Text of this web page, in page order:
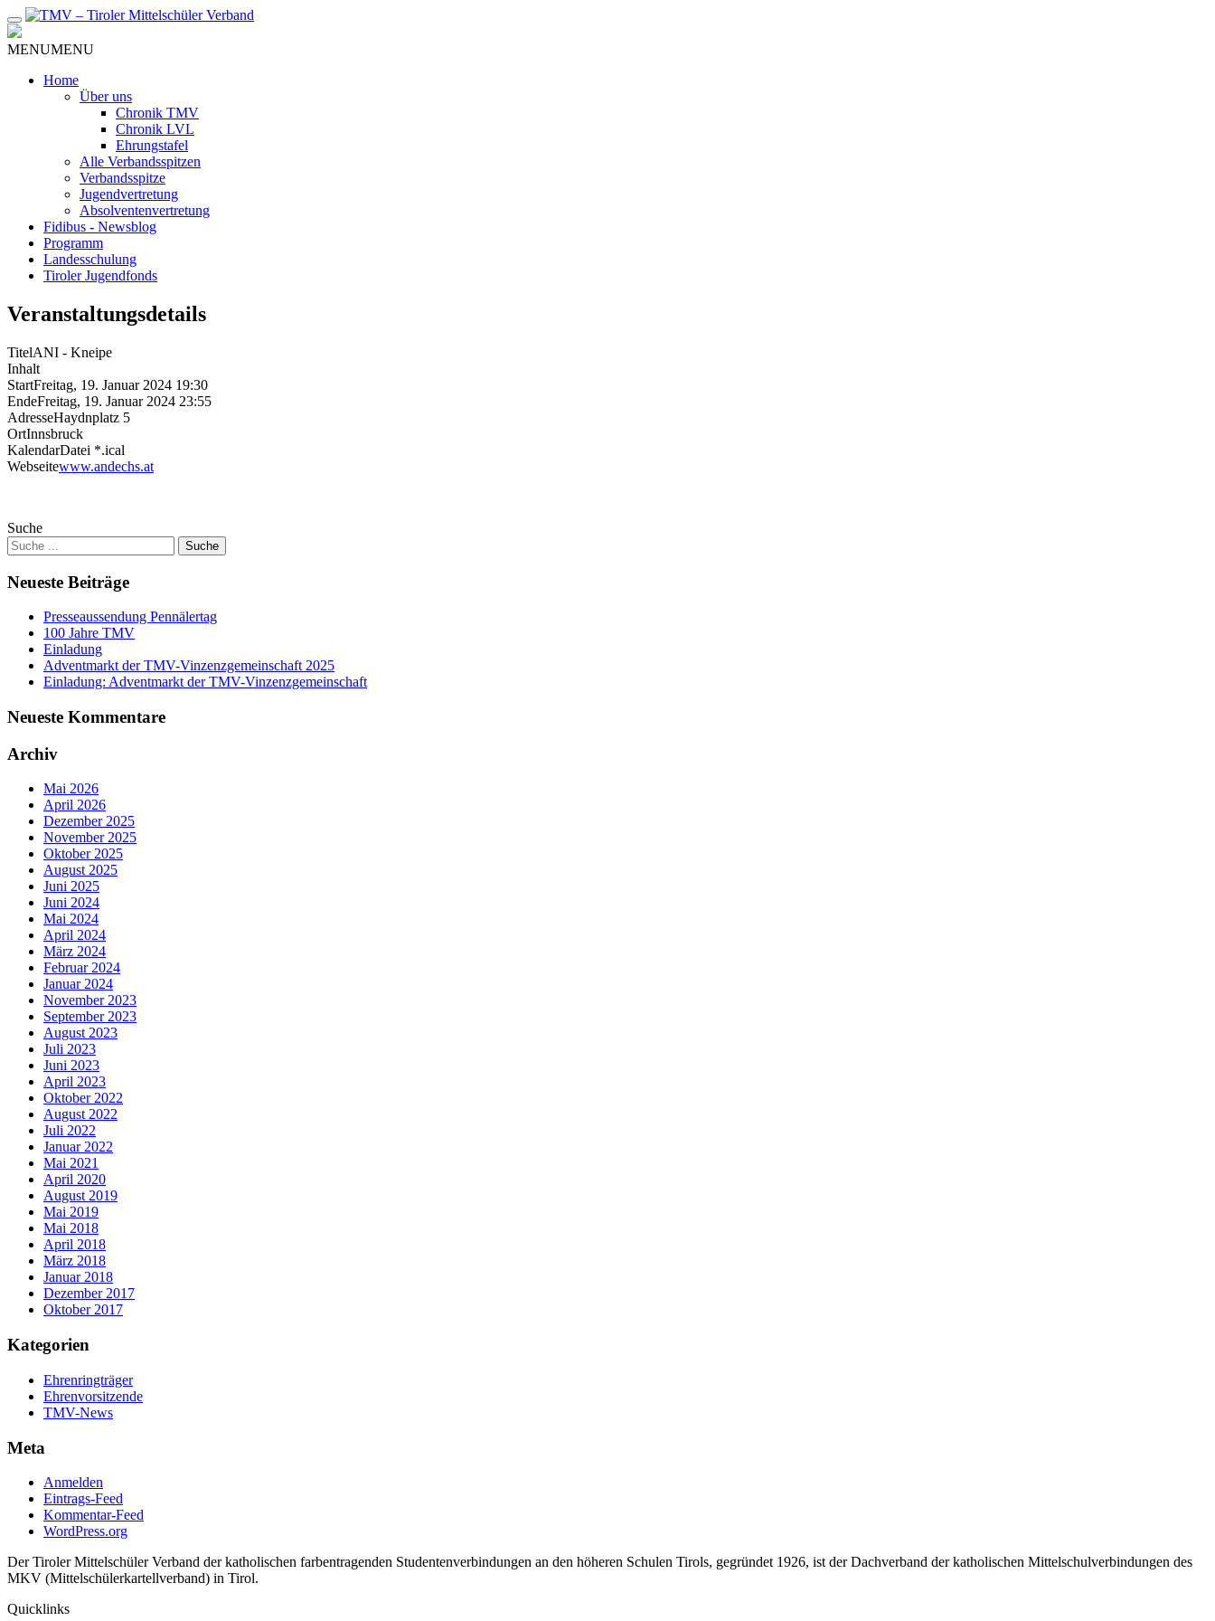
Zum
Inhalt
MENUMENU
Home
Über uns
Chronik TMV
Chronik LVL
Ehrungstafel
Alle Verbandsspitzen
Verbandsspitze
Jugendvertretung
Absolventenvertretung
Fidibus - Newsblog
Programm
Landesschulung
Tiroler Jugendfonds
Veranstaltungsdetails
TitelANI - Kneipe
Inhalt
StartFreitag, 19. Januar 2024 19:30
EndeFreitag, 19. Januar 2024 23:55
AdresseHaydnplatz 5
OrtInnsbruck
KalendarDatei *.ical
Webseitewww.andechs.at
Suche
Neueste Beiträge
Presseaussendung Pennälertag
100 Jahre TMV
Einladung
Adventmarkt der TMV-Vinzenzgemeinschaft 2025
Einladung: Adventmarkt der TMV-Vinzenzgemeinschaft
Neueste Kommentare
Archiv
Mai 2026
April 2026
Dezember 2025
November 2025
Oktober 2025
August 2025
Juni 2025
Juni 2024
Mai 2024
April 2024
März 2024
Februar 2024
Januar 2024
November 2023
September 2023
August 2023
Juli 2023
Juni 2023
April 2023
Oktober 2022
August 2022
Juli 2022
Januar 2022
Mai 2021
April 2020
August 2019
Mai 2019
Mai 2018
April 2018
März 2018
Januar 2018
Dezember 2017
Oktober 2017
Kategorien
Ehrenringträger
Ehrenvorsitzende
TMV-News
Meta
Anmelden
Eintrags-Feed
Kommentar-Feed
WordPress.org
Der Tiroler Mittelschüler Verband der katholischen farbentragenden Studentenverbindungen an den höheren Schulen Tirols, gegründet 1926, ist der Dachverband der katholischen Mittelschulverbindungen des
MKV (Mittelschülerkartellverband) in Tirol.
Quicklinks